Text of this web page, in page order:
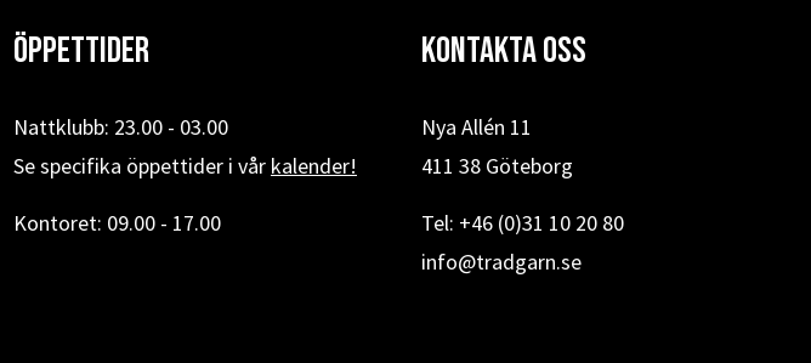
Öppettider
Nattklubb: 23.00 - 03.00
Se specifika öppettider i vår kalender!
Kontoret: 09.00 - 17.00
Kontakta oss
Nya Allén 11
411 38 Göteborg
Tel: +46 (0)31 10 20 80
info@tradgarn.se